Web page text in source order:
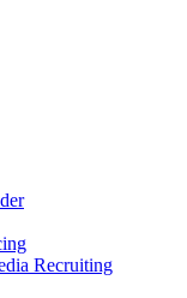
Recruiting